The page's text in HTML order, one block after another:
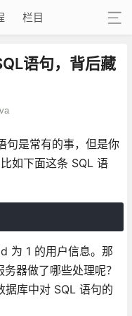
栏目
语句，背后藏
句是常有的事，但是你
如下面这条 SQL 语
为 1 的用户信息。那
器做了哪些处理呢？
库中对 SQL 语句的